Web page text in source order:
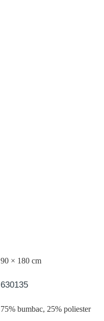
90 × 180 cm
630135
75% bumbac, 25% poliester